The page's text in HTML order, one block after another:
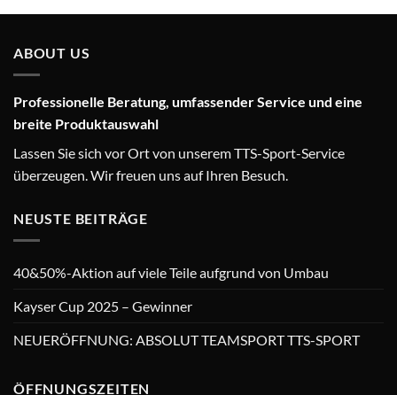
ABOUT US
Professionelle Beratung, umfassender Service und eine
breite Produktauswahl
Lassen Sie sich vor Ort von unserem TTS-Sport-Service
überzeugen. Wir freuen uns auf Ihren Besuch.
NEUSTE BEITRÄGE
40&50%-Aktion auf viele Teile aufgrund von Umbau
Kayser Cup 2025 – Gewinner
NEUERÖFFNUNG: ABSOLUT TEAMSPORT TTS-SPORT
ÖFFNUNGSZEITEN